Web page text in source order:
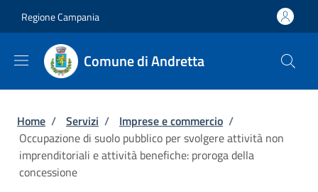
Regione Campania
Comune di Andretta
Briciole di pane
Home / Servizi / Imprese e commercio /
Occupazione di suolo pubblico per svolgere attività non
imprenditoriali e attività benefiche: proroga della
concessione